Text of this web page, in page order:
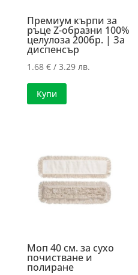
Премиум кърпи за
ръце Z-образни 100%
целулоза 200бр. | За
диспенсър
1.68 €/ 3.29 лв.
Купи
Моп 40 см. за сухо
почистване и
полиране